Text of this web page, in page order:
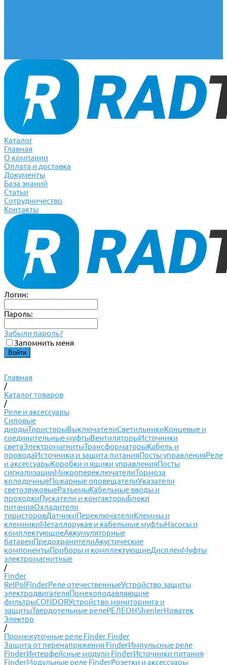
Каталог
Главная
О компании
Оплата и доставка
Документы
База знаний
Статьи
Сотрудничество
Контакты
Логин:
Пароль:
Забыли пароль?
Запомнить меня
Главная
/
Каталог товаров
/
Реле и аксессуары
Силовые
диодыТиристорыВыключателиСветильникиКонцевые и
соединительные муфтыВентиляторыИсточники
светаЭлектромагнитыТрансформаторыКабель и
проводаИсточники и защита питанияПосты управленияРеле
и аксессуарыКоробки и ящики управленияПосты
сигнализацииМикропереключателиТормоза
колодочныеПожарные оповещателиУказатели
светозвуковыеРазъемыКабельные вводы и
проходкиПускатели и контакторыБлоки
питанияОхладители
тиристоровДатчикиПереключателиКлеммы и
клемникиМеталлорукав и кабельные муфтыНасосы и
комплектующиеАккумуляторные
батареиПредохранителиАкустические
компонентыПриборы и комплектующиеДисплеиМуфты
электромагнитные
/
Finder
RelPolFinderРеле отечественныеУстройство защиты
электродвигателяПомехоподавляющие
фильтрыCONDORУстройство мониторинга и
защитыТвердотельные релеРЕЛЕОНShenlerНоватек
Электро
/
Промежуточные реле Finder Finder
Защита от перенапряжения FinderИмпульсные реле
FinderИнтерфейсные модули FinderИсточники питания
FinderМодульные реле FinderРозетки и аксессуары